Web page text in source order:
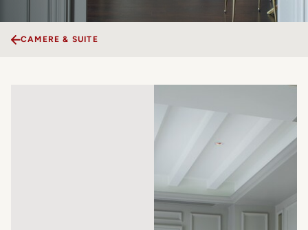
CAMERE & SUITE